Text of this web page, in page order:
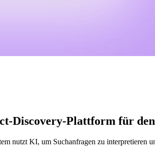
Discovery-Plattform für
nutzt KI, um Suchanfragen zu interpretieren